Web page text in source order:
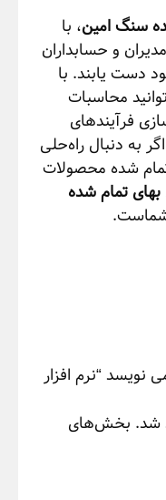
سنگ امین، با
و حسابداران
دست یابند. با
محاسبات
فرآیندهای
به دنبال راه‌حلی
شده محصولات
بهای تمام شده
شماست.
“نرم افزار
شد. بخش‌های